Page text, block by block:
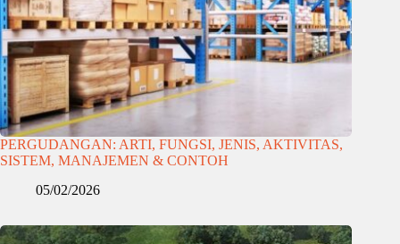
PERGUDANGAN: ARTI, FUNGSI, JENIS, AKTIVITAS,
SISTEM, MANAJEMEN & CONTOH
05/02/2026